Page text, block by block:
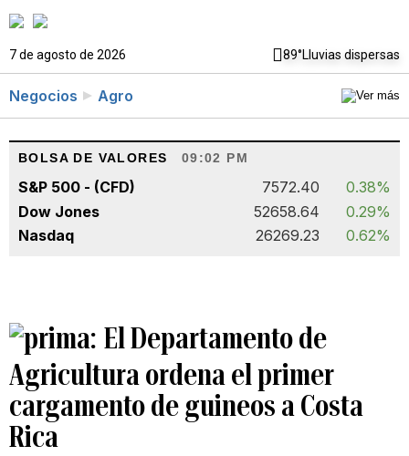
7 de agosto de 2026 89°Lluvias dispersas
Negocios Agro
BOLSA DE VALORES 09:02 PM
S&P 500 - (CFD) 7572.40
0.38%
Dow Jones
52658.64
0.29%
Nasdaq
26269.23 0.62%
El Departamento de
Agricultura ordena el primer
cargamento de guineos a Costa
Rica